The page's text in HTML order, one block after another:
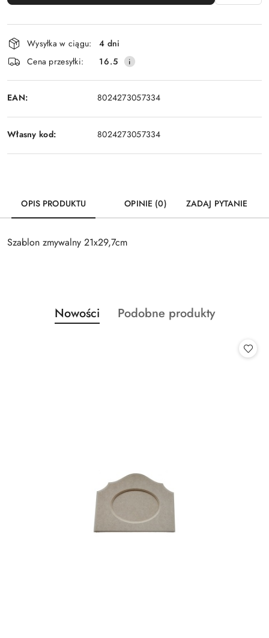
Dostępność
i
dostawa
Wysyłka w ciągu:
4 dni
Cena przesyłki:
16.5
EAN: 8024273057334
Własny kod: 8024273057334
OPIS PRODUKTU OPINIE (0) ZADAJ PYTANIE
Szablon zmywalny 21x29,7cm
Pomiń karuzelę produktów
Produkty
o
Nowości
Produkty
Podobne produkty